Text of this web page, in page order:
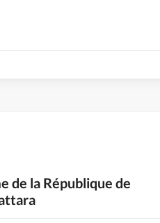
de la République de